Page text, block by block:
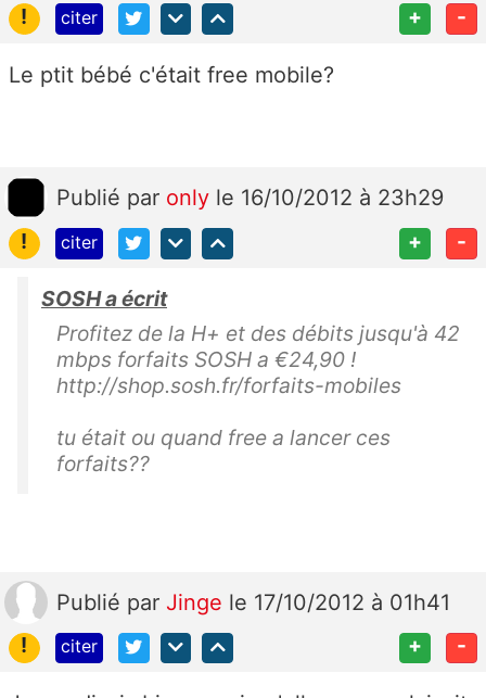
! citer + -
Le ptit bébé c'était free mobile?
Publié par only le 16/10/2012 à 23h29
!
citer + -
SOSH a écrit
Profitez de la H+ et des débits jusqu'à 42
mbps forfaits SOSH a €24,90 !
http://shop.sosh.fr/forfaits-mobiles
tu était ou quand free a lancer ces
forfaits??
Publié par Jinge le 17/10/2012 à 01h41
!
citer + -